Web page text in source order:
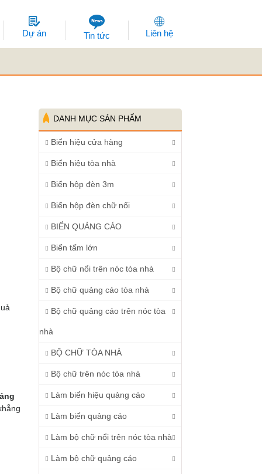
Dự án Tin tức Liên hệ
DANH MỤC SẢN PHẨM
Biển hiệu cửa hàng
Biển hiệu tòa nhà
Biển hộp đèn 3m
Biển hộp đèn chữ nổi
BIỂN QUẢNG CÁO
Biển tấm lớn
Bộ chữ nổi trên nóc tòa nhà
Bộ chữ quảng cáo tòa nhà
Bộ chữ quảng cáo trên nóc tòa
nhà
BỘ CHỮ TÒA NHÀ
Bộ chữ trên nóc tòa nhà
Làm biển hiệu quảng cáo
Làm biển quảng cáo
Làm bộ chữ nổi trên nóc tòa nhà
Làm bộ chữ quảng cáo